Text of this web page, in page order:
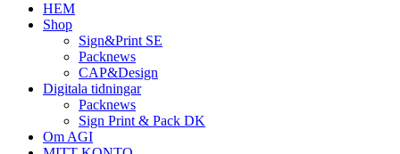
HEM
Shop
Sign&Print SE
Packnews
CAP&Design
Digitala tidningar
Packnews
Sign Print & Pack DK
Om AGI